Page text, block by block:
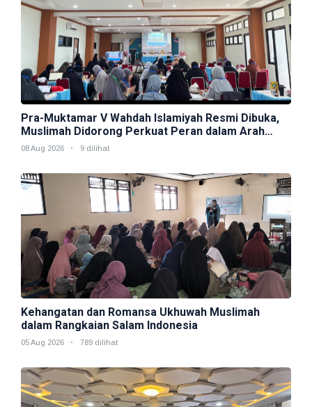
Pra-Muktamar V Wahdah Islamiyah Resmi Dibuka,
Muslimah Didorong Perkuat Peran dalam Arah
Strategis Organisasi
08 Aug 2026 9 dilihat
Kehangatan dan Romansa Ukhuwah Muslimah
dalam Rangkaian Salam Indonesia
05 Aug 2026 789 dilihat